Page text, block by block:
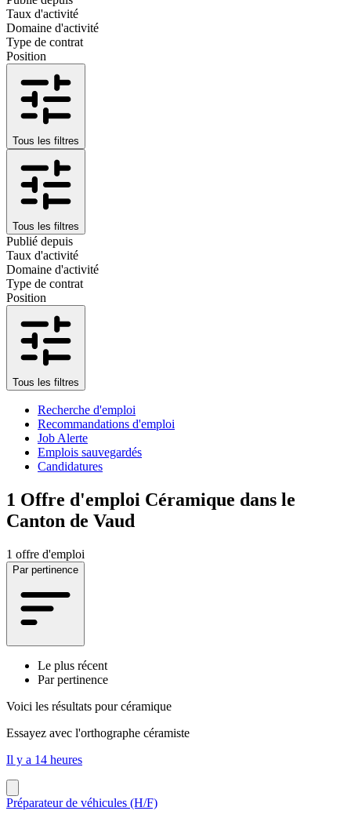
Taux d'activité
Domaine d'activité
Type de contrat
Position
Tous les filtres
Tous les filtres
Publié depuis
Taux d'activité
Domaine d'activité
Type de contrat
Position
Tous les filtres
Recherche d'emploi
Recommandations d'emploi
Job Alerte
Emplois sauvegardés
Candidatures
1 Offre d'emploi Céramique dans le
Canton de Vaud
1 offre d'emploi
Par pertinence
Le plus récent
Par pertinence
Voici les résultats pour céramique
Essayez avec l'orthographe céramiste
Il y a 14 heures
Préparateur de véhicules (H/F)